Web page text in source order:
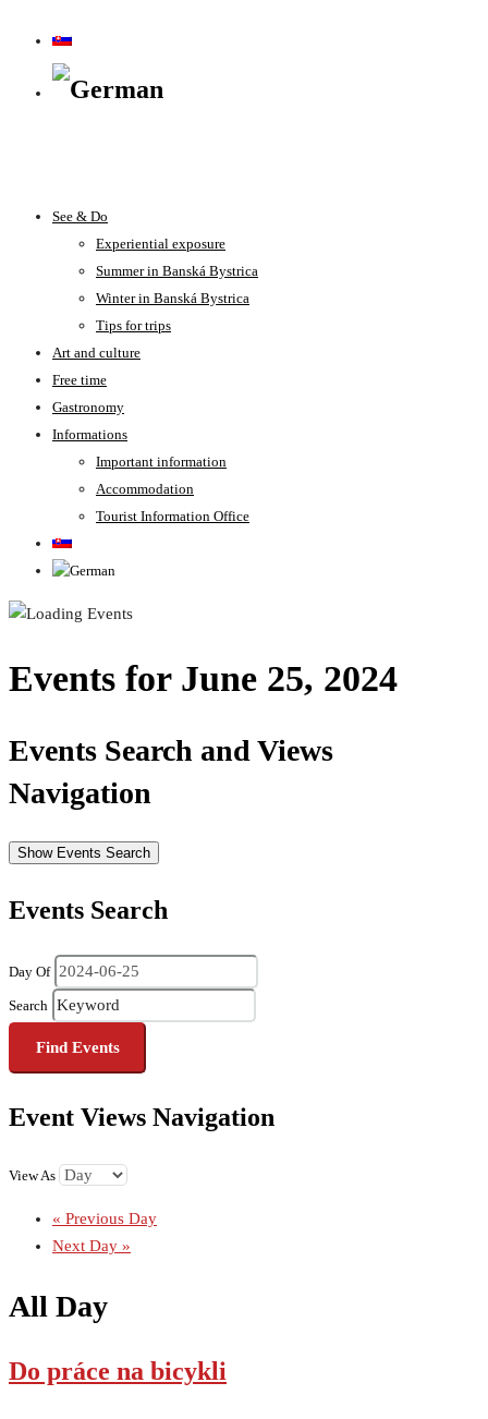
See & Do
Experiential exposure
Summer in Banská Bystrica
Winter in Banská Bystrica
Tips for trips
Art and culture
Free time
Gastronomy
Informations
Important information
Accommodation
Tourist Information Office
Events for June 25, 2024
Events Search and Views
Navigation
Show Events Search
Events Search
Day Of
Search
Event Views Navigation
View As
« Previous Day
Next Day »
All Day
Do práce na bicykli